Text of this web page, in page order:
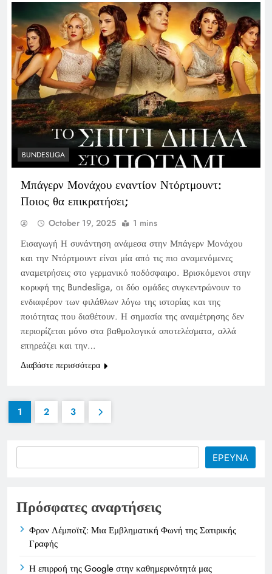
BUNDESLIGA
Μπάγερν Μονάχου εναντίον Ντόρτμουντ:
Ποιος θα επικρατήσει;
October 19, 2025 1 mins
Εισαγωγή Η συνάντηση ανάμεσα στην Μπάγερν Μονάχου
και την Ντόρτμουντ είναι μία από τις πιο αναμενόμενες
αναμετρήσεις στο γερμανικό ποδόσφαιρο. Βρισκόμενοι στην
κορυφή της Bundesliga, οι δύο ομάδες συγκεντρώνουν το
ενδιαφέρον των φιλάθλων λόγω της ιστορίας και της
ποιότητας που διαθέτουν. Η σημασία της αναμέτρησης δεν
περιορίζεται μόνο στα βαθμολογικά αποτελέσματα, αλλά
επηρεάζει και την…
Διαβάστε περισσότερα
1 2 3
ΕΡΕΥΝΑ
Πρόσφατες αναρτήσεις
Φραν Λέμποϊτζ: Μια Εμβληματική Φωνή της Σατιρικής
Γραφής
Η επιρροή της Google στην καθημερινότητά μας